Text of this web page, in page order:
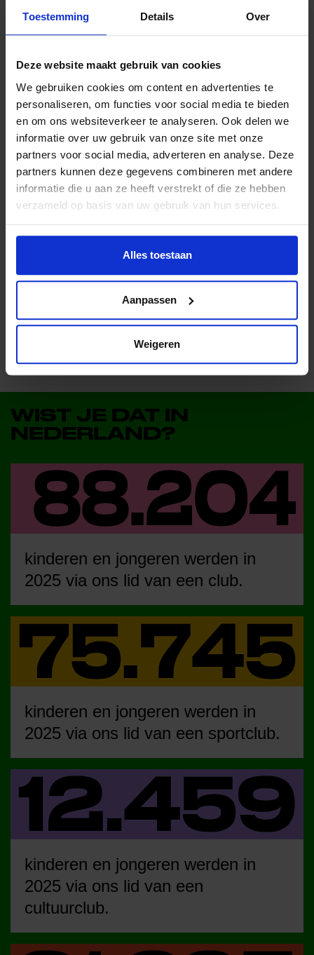
Toestemming Details Over
Deze website maakt gebruik van cookies
We gebruiken cookies om content en advertenties te
personaliseren, om functies voor social media te bieden
en om ons websiteverkeer te analyseren. Ook delen we
informatie over uw gebruik van onze site met onze
partners voor social media, adverteren en analyse. Deze
partners kunnen deze gegevens combineren met andere
informatie die u aan ze heeft verstrekt of die ze hebben
verzameld op basis van uw gebruik van hun services.
Alles toestaan
Aanpassen
Weigeren
Kick- off Programma
straatvoetballer Nasser el Jackson en vindt plaats op
vrijdag 22 september van 15.30 – 17.00 op het Wesley
Sneijder Cruyff Court te Utrecht. Daarnaast zijn er allerlei
workshops voor kinderen en jongeren van 8 t/m 17 jaar
waaronder breakdance, podcast, fotografie, film en
muziekles & jammen. Kijk voor meer informatie en het
actuele programma op:
Utrecht – Cultuur@CruyffCourts
WIST JE DAT IN
NEDERLAND?
kinderen en jongeren werden in
2025 via ons lid van een club.
kinderen en jongeren werden in
2025 via ons lid van een sportclub.
kinderen en jongeren werden in
2025 via ons lid van een
cultuurclub.